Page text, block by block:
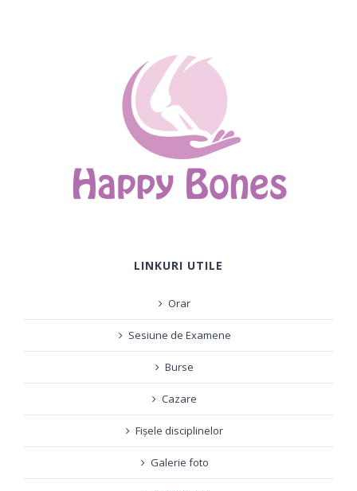
LINKURI UTILE
Orar
Sesiune de Examene
Burse
Cazare
Fișele disciplinelor
Galerie foto